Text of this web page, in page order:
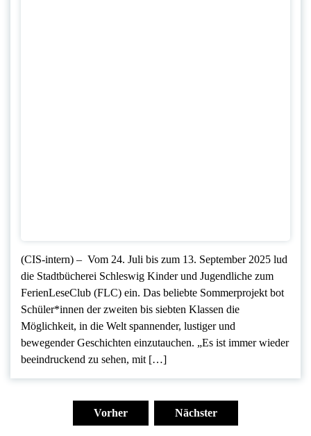
(CIS-intern) – Vom 24. Juli bis zum 13. September 2025 lud
die Stadtbücherei Schleswig Kinder und Jugendliche zum
FerienLeseClub (FLC) ein. Das beliebte Sommerprojekt bot
Schüler*innen der zweiten bis siebten Klassen die
Möglichkeit, in die Welt spannender, lustiger und
bewegender Geschichten einzutauchen. „Es ist immer wieder
beeindruckend zu sehen, mit […]
Vorher Nächster